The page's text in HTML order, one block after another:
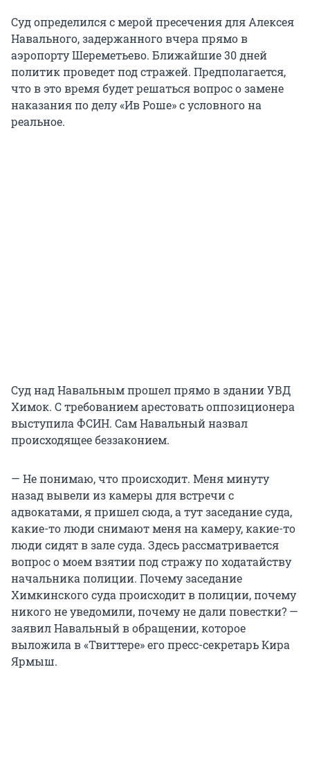
Суд определился с мерой пресечения для Алексея
Навального, задержанного вчера прямо в
аэропорту Шереметьево. Ближайшие 30 дней
политик проведет под стражей. Предполагается,
что в это время будет решаться вопрос о замене
наказания по делу «Ив Роше» с условного на
реальное.
Суд над Навальным прошел прямо в здании УВД
Химок. С требованием арестовать оппозиционера
выступила ФСИН. Сам Навальный назвал
происходящее беззаконием.
— Не понимаю, что происходит. Меня минуту
назад вывели из камеры для встречи с
адвокатами, я пришел сюда, а тут заседание суда,
какие-то люди снимают меня на камеру, какие-то
люди сидят в зале суда. Здесь рассматривается
вопрос о моем взятии под стражу по ходатайству
начальника полиции. Почему заседание
Химкинского суда происходит в полиции, почему
никого не уведомили, почему не дали повестки? —
заявил Навальный в обращении, которое
выложила в «Твиттере» его пресс-секретарь Кира
Ярмыш.